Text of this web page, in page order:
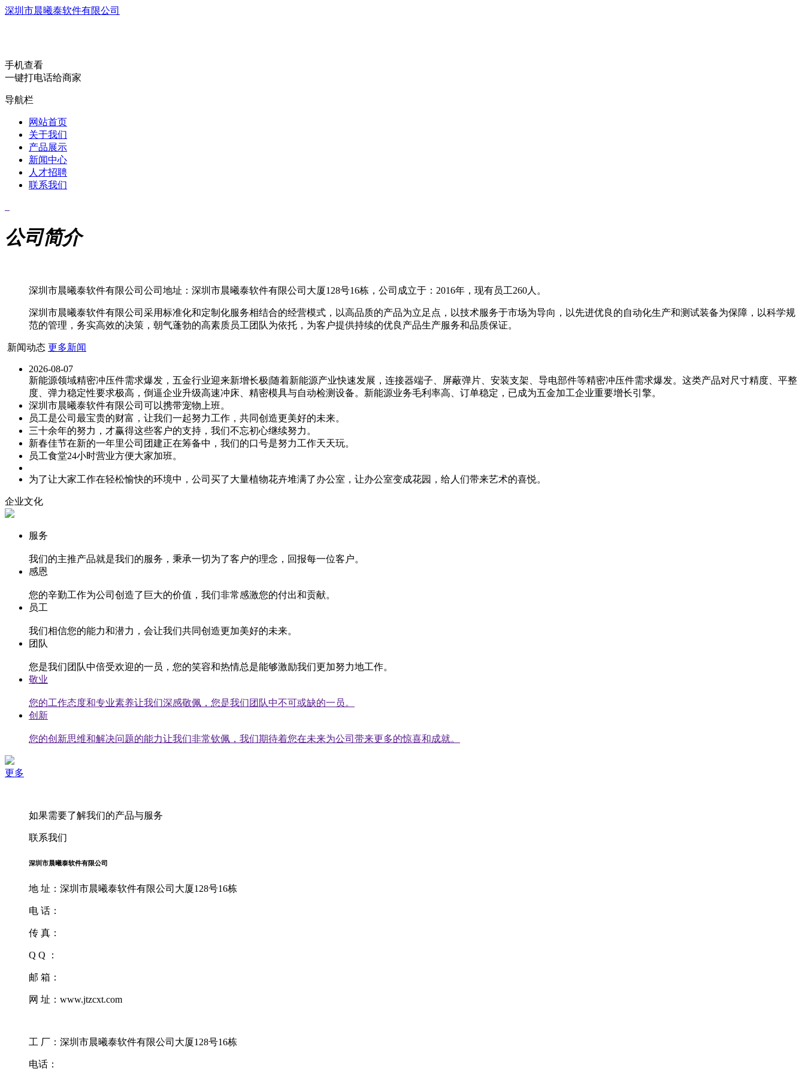
深圳市晨曦泰软件有限公司
手机查看
一键打电话给商家
导航栏
网站首页
关于我们
产品展示
新闻中心
人才招聘
联系我们
公司简介
深圳市晨曦泰软件有限公司公司地址：深圳市晨曦泰软件有限公司大厦128号16栋，公司成立于：2016年，现有员工260人。
深圳市晨曦泰软件有限公司采用标准化和定制化服务相结合的经营模式，以高品质的产品为立足点，以技术服务于市场为导向，以先进优良的自动化生产和测试装备为保障，以科学规
范的管理，务实高效的决策，朝气蓬勃的高素质员工团队为依托，为客户提供持续的优良产品生产服务和品质保证。
新闻动态 更多新闻
2026-08-07
新能源领域精密冲压件需求爆发，五金行业迎来新增长极|随着新能源产业快速发展，连接器端子、屏蔽弹片、安装支架、导电部件等精密冲压件需求爆发。这类产品对尺寸精度、平整
度、弹力稳定性要求极高，倒逼企业升级高速冲床、精密模具与自动检测设备。新能源业务毛利率高、订单稳定，已成为五金加工企业重要增长引擎。
深圳市晨曦泰软件有限公司可以携带宠物上班。
员工是公司最宝贵的财富，让我们一起努力工作，共同创造更美好的未来。
三十余年的努力，才赢得这些客户的支持，我们不忘初心继续努力。
新春佳节在新的一年里公司团建正在筹备中，我们的口号是努力工作天天玩。
员工食堂24小时营业方便大家加班。
为了让大家工作在轻松愉快的环境中，公司买了大量植物花卉堆满了办公室，让办公室变成花园，给人们带来艺术的喜悦。
企业文化
服务
我们的主推产品就是我们的服务，秉承一切为了客户的理念，回报每一位客户。
感恩
您的辛勤工作为公司创造了巨大的价值，我们非常感激您的付出和贡献。
员工
我们相信您的能力和潜力，会让我们共同创造更加美好的未来。
团队
您是我们团队中倍受欢迎的一员，您的笑容和热情总是能够激励我们更加努力地工作。
敬业
您的工作态度和专业素养让我们深感敬佩，您是我们团队中不可或缺的一员。
创新
您的创新思维和解决问题的能力让我们非常钦佩，我们期待着您在未来为公司带来更多的惊喜和成就。
更多
如果需要了解我们的产品与服务
联系我们
深圳市晨曦泰软件有限公司
地 址：深圳市晨曦泰软件有限公司大厦128号16栋
电 话：
传 真：
Q Q ：
邮 箱：
网 址：www.jtzcxt.com
工 厂：深圳市晨曦泰软件有限公司大厦128号16栋
电话：